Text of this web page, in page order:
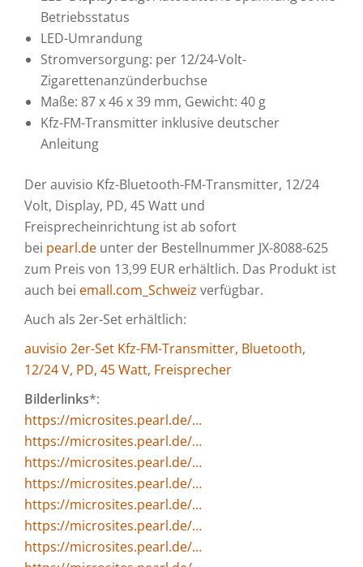
Betriebsstatus
LED-Umrandung
Stromversorgung: per 12/24-Volt-
Zigarettenanzünderbuchse
Maße: 87 x 46 x 39 mm, Gewicht: 40 g
Kfz-FM-Transmitter inklusive deutscher
Anleitung
Der auvisio Kfz-Bluetooth-FM-Transmitter, 12/24
Volt, Display, PD, 45 Watt und
Freisprecheinrichtung ist ab sofort
bei pearl.de unter der Bestellnummer JX-8088-625
zum Preis von 13,99 EUR erhältlich. Das Produkt ist
auch bei emall.com_Schweiz verfügbar.
Auch als 2er-Set erhältlich:
auvisio 2er-Set Kfz-FM-Transmitter, Bluetooth,
12/24 V, PD, 45 Watt, Freisprecher
Bilderlinks*:
https://microsites.pearl.de/…
https://microsites.pearl.de/…
https://microsites.pearl.de/…
https://microsites.pearl.de/…
https://microsites.pearl.de/…
https://microsites.pearl.de/…
https://microsites.pearl.de/…